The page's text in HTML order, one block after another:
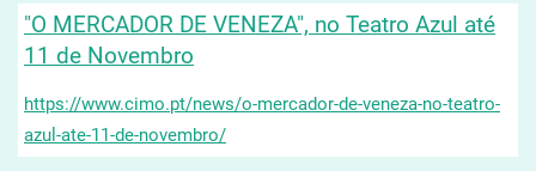
"O MERCADOR DE VENEZA", no Teatro Azul até
11 de Novembro
https://www.cimo.pt/news/o-mercador-de-veneza-no-teatro-
azul-ate-11-de-novembro/